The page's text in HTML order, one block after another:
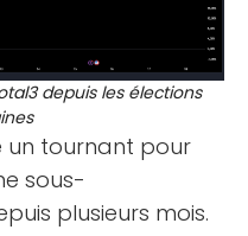
depuis les élections
tournant pour
sous-
plusieurs mois.